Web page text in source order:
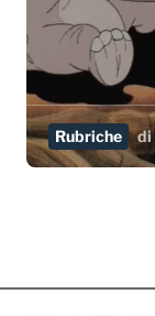
Rubriche di